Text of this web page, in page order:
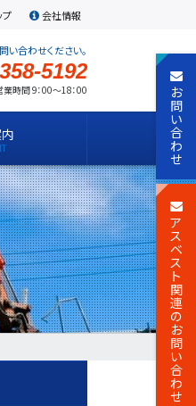
プ 会社情報
合わせください。
5192
業時間 9：00～18：00 お
問
い
合
わ
せ
ア
ス
ベ
ス
ト
関
連
の
お
問
い
合
わ
せ